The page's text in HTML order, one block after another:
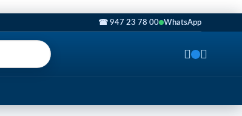
☎ 947 23 78 00 WhatsApp